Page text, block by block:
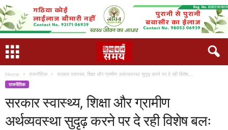
Home राजनीतिक सरकार स्वास्थ्य, शिक्षा और ग्रामीण अर्थव्यवस्था सुदृढ़ करने पर दे रही विशेष...
राजनीतिक
सरकार स्वास्थ्य, शिक्षा और ग्रामीण
अर्थव्यवस्था सुदृढ़ करने पर दे रही विशेष बलः